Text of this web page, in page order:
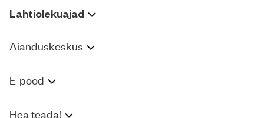
Lahtiolekuajad
Aianduskeskus
E-pood
Hea teada!